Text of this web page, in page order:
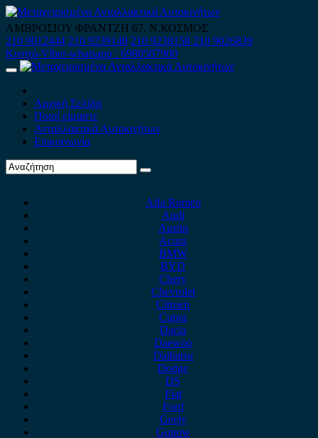
Skip
to
content
ΑΜΒΡΟΣΙΟΥ ΦΡΑΝΤΖΗ 67, Ν.ΚΟΣΜΟΣ
210 9012444 210 9239148 210 9238158 210 9026839
Κινητό-Viber-whatsapp : 6980507900
Primary
Αρχική Σελίδα
Ποιοί είμαστε
Ανταλλακτικά Αυτοκινήτων
Επικοινωνία
Alfa Romeo
Audi
Austin
Acura
BMW
BYD
Chery
Chevrolet
Citroen
Cupra
Dacia
Daewoo
Daihatsu
Dodge
DS
Fiat
Ford
Geely
Gonow